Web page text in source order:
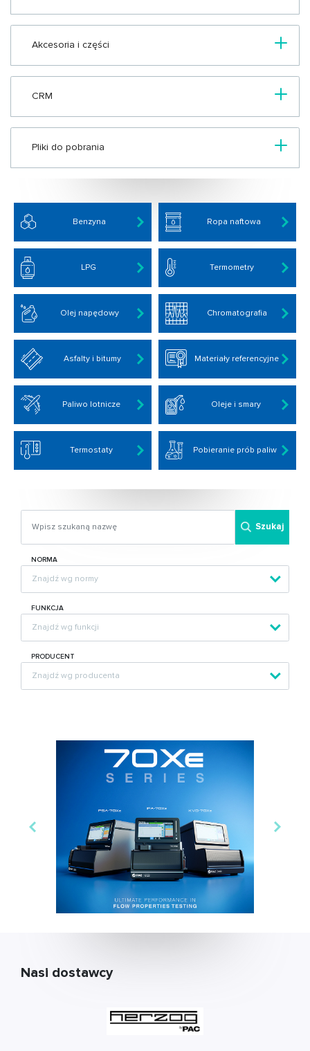
Akcesoria i części
CRM
Pliki do pobrania
Benzyna Ropa naftowa
LPG Termometry
Olej napędowy Chromatografia
Asfalty i bitumy Materiały referencyjne
Paliwo lotnicze Oleje i smary
Termostaty Pobieranie prób paliw
Szukaj
NORMA
FUNKCJA
PRODUCENT
Nasi dostawcy